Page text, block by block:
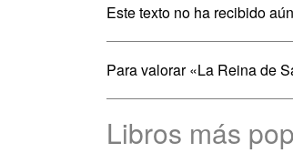
Este texto no ha recibido
Para valorar «La Reina de
Libros más